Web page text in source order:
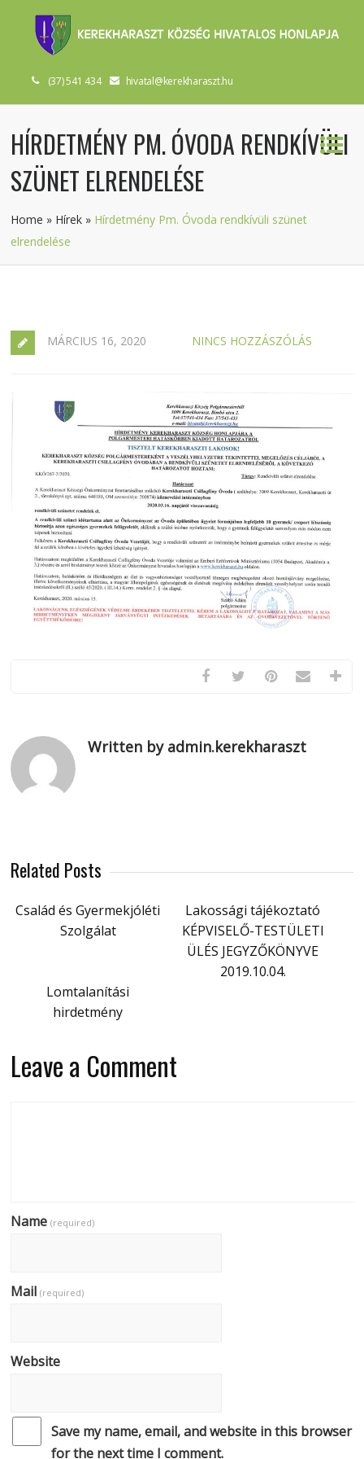
(37) 541 434 hivatal@kerekharaszt.hu
HÍRDETMÉNY PM. ÓVODA RENDKÍVÜLI
SZÜNET ELRENDELÉSE
Home » Hírek » Hírdetmény Pm. Óvoda rendkívüli szünet
elrendelése
MÁRCIUS 16, 2020 NINCS HOZZÁSZÓLÁS
Written by admin.kerekharaszt
Related Posts
Család és Gyermekjóléti
Szolgálat
Lakossági tájékoztató
KÉPVISELŐ-TESTÜLETI
ÜLÉS JEGYZŐKÖNYVE
2019.10.04.
Lomtalanítási
hirdetmény
Leave a Comment
Name(required)
Mail(required)
Website
Save my name, email, and website in this browser
for the next time I comment.